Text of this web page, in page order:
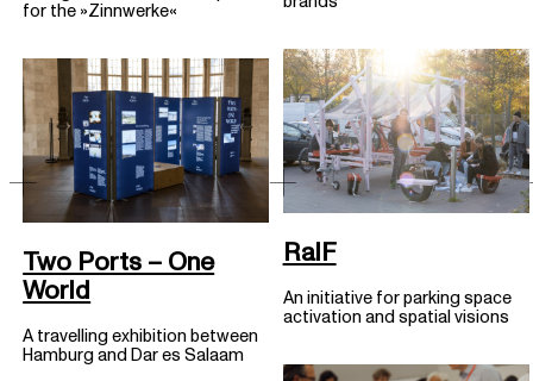
for the »Zinnwerke«
RalF
An initiative for parking space
activation and spatial visions
Two Ports – One
World
A travelling exhibition between
Hamburg and Dar es Salaam